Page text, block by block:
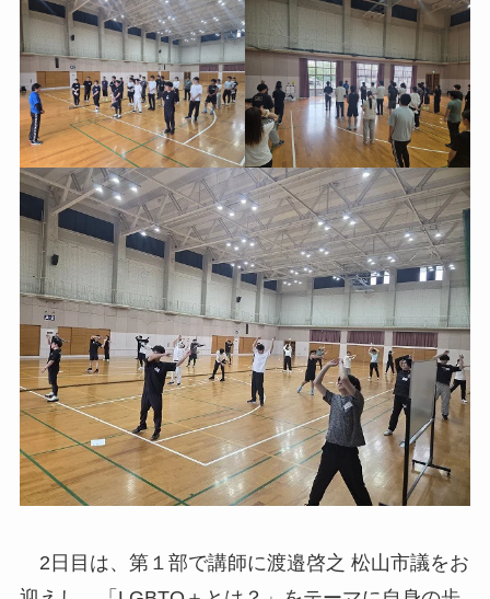
2日目は、第１部で講師に渡邉啓之 松山市議をお